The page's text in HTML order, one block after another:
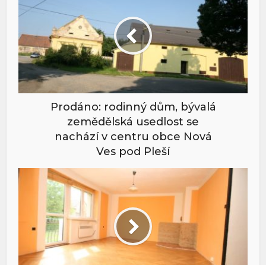
Prodáno: rodinný dům, bývalá
zemědělská usedlost se
nachází v centru obce Nová
Ves pod Pleší